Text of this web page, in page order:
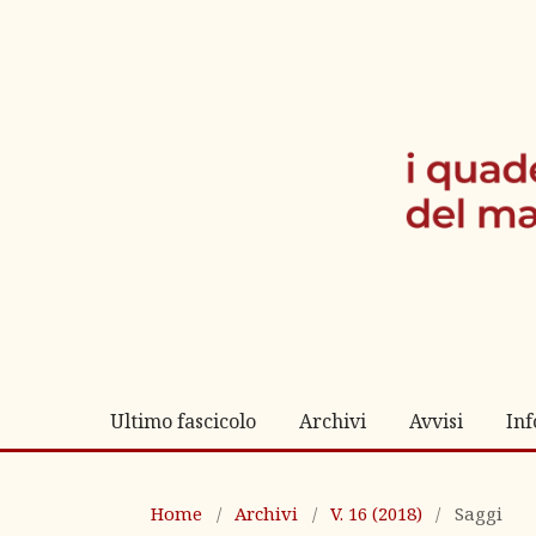
Ultimo fascicolo Archivi Avvisi
Home / Archivi / V. 16 (2018) / Saggi